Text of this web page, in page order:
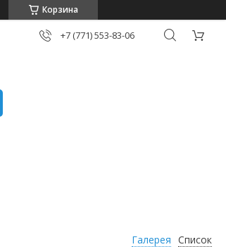
Корзина
+7 (771) 553-83-06
Галерея Список